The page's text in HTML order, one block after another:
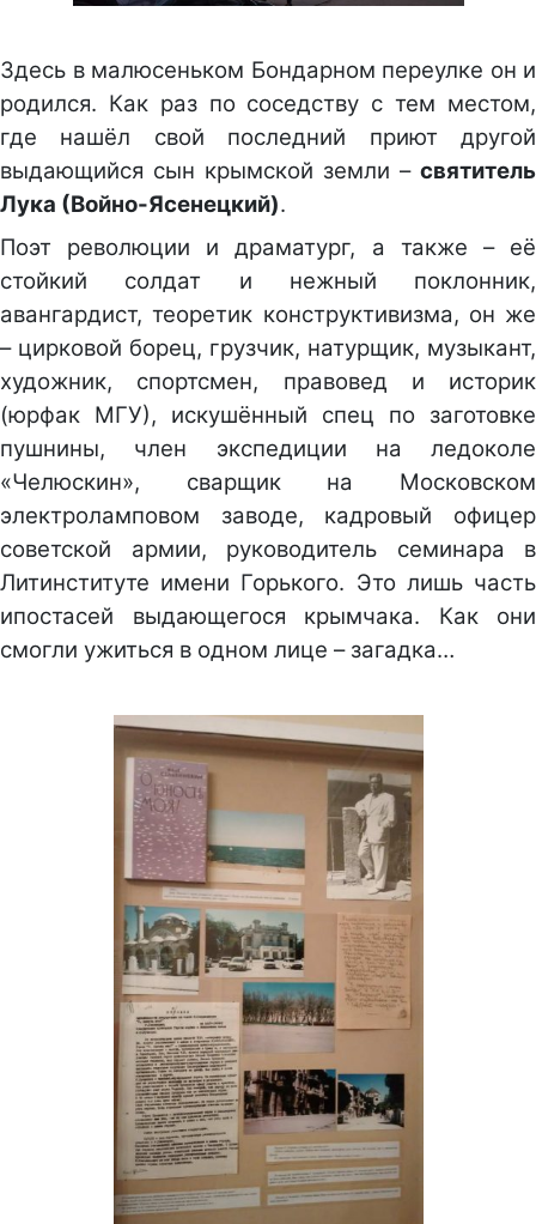
Здесь в малюсеньком Бондарном переулке он и
родился. Как раз по соседству с тем местом,
где нашёл свой последний приют другой
выдающийся сын крымской земли – святитель
Лука (Войно-Ясенецкий).
Поэт революции и драматург, а также – её
стойкий солдат и нежный поклонник,
авангардист, теоретик конструктивизма, он же
– цирковой борец, грузчик, натурщик, музыкант,
художник, спортсмен, правовед и историк
(юрфак МГУ), искушённый спец по заготовке
пушнины, член экспедиции на ледоколе
«Челюскин», сварщик на Московском
электроламповом заводе, кадровый офицер
советской армии, руководитель семинара в
Литинституте имени Горького. Это лишь часть
ипостасей выдающегося крымчака. Как они
смогли ужиться в одном лице – загадка…